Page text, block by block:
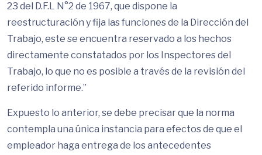
23 del D.F.L N°2 de 1967, que dispone la
reestructuración y fija las funciones de la Dirección del
Trabajo, este se encuentra reservado a los hechos
directamente constatados por los Inspectores del
Trabajo, lo que no es posible a través de la revisión del
referido informe.”
Expuesto lo anterior, se debe precisar que la norma
contempla una única instancia para efectos de que el
empleador haga entrega de los antecedentes